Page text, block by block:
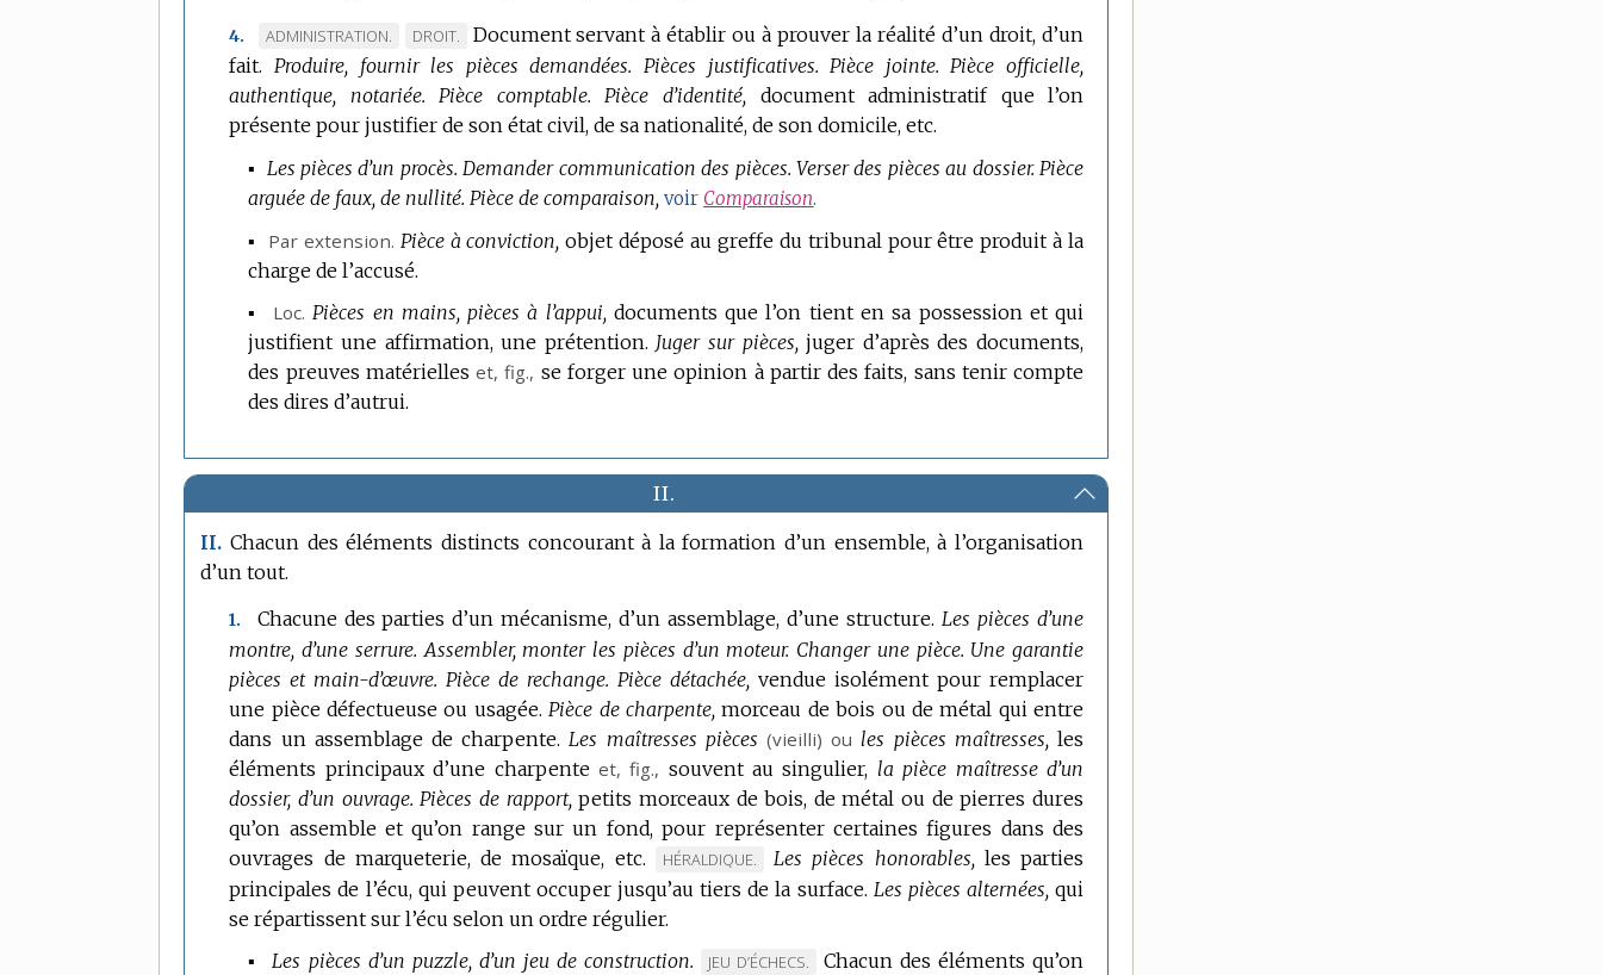
4.
MARQUE
DE
DOMAINE
:
ADMINISTRATION.
MARQUE
DE
DOMAINE
:
DROIT.
Document servant à établir ou à prouver la réalité d’un droit, d’un
fait. Produire, fournir les pièces demandées. Pièces justificatives. Pièce jointe. Pièce officielle,
authentique, notariée.
Pièce comptable. Pièce d’identité,
document administratif que l’on
présente pour justifier de son état civil, de sa nationalité, de son domicile, etc.
▪ Les pièces d’un procès. Demander communication des pièces. Verser des pièces au dossier. Pièce
arguée de faux, de nullité. Pièce de comparaison, voir Comparaison.
▪ Par extension. Pièce à conviction, objet déposé au greffe du tribunal pour être produit à la
charge de l’accusé.
▪ Loc. Pièces en mains, pièces à l’appui, documents que l’on tient en sa possession et qui
justifient une affirmation, une prétention. Juger sur pièces, juger d’après des documents,
des preuves matérielleset,fig., se forger une opinion à partir des faits, sans tenir compte
des dires d’autrui.
II.
II. Chacun des éléments distincts concourant à la formation d’un ensemble, à l’organisation
d’un tout.
1. Chacune des parties d’un mécanisme, d’un assemblage, d’une structure. Les pièces d’une
montre, d’une serrure. Assembler, monter les pièces d’un moteur. Changer une pièce. Une garantie
pièces et main-d’œuvre. Pièce de rechange. Pièce détachée, vendue isolément pour remplacer
une pièce défectueuse ou usagée. Pièce de charpente, morceau de bois ou de métal qui entre
dans un assemblage de charpente. Les maîtresses pièces (vieilli) ou les pièces maîtresses, les
éléments principaux d’une charpente et,fig., souvent au singulier, la pièce maîtresse d’un
dossier, d’un ouvrage. Pièces de rapport, petits morceaux de bois, de métal ou de pierres dures
qu’on assemble et qu’on range sur un fond, pour représenter certaines figures dans des
ouvrages de marqueterie, de mosaïque, etc.
MARQUE
DE
DOMAINE
HÉRALDIQUE. Les pièces honorables, les parties
principales de l’écu, qui peuvent occuper jusqu’au tiers de la surface. Les pièces alternées, qui
se répartissent sur l’écu selon un ordre régulier.
▪Les pièces d’un puzzle, d’un jeu de construction.
MARQUE
JEU D’ÉCHECS.
Chacun des éléments qu’on